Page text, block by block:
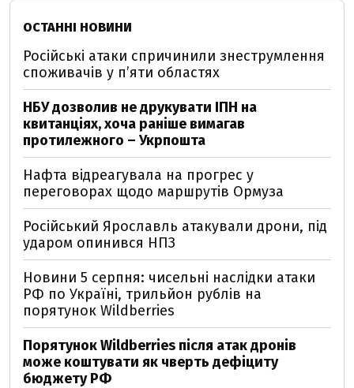
ОСТАННІ НОВИНИ
Російські атаки спричинили знеструмлення
споживачів у п’яти областях
НБУ дозволив не друкувати ІПН на
квитанціях, хоча раніше вимагав
протилежного – Укрпошта
Нафта відреагувала на прогрес у
переговорах щодо маршрутів Ормуза
Російський Ярославль атакували дрони, під
ударом опинився НПЗ
Новини 5 серпня: чисельні наслідки атаки
РФ по Україні, трильйон рублів на
порятунок Wildberries
Порятунок Wildberries після атак дронів
може коштувати як чверть дефіциту
бюджету РФ